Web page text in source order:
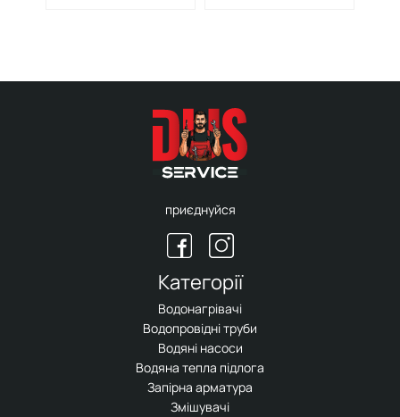
приєднуйся
Категорії
Водонагрівачі
Водопровідні труби
Водяні насоси
Водяна тепла підлога
Запірна арматура
Змішувачі